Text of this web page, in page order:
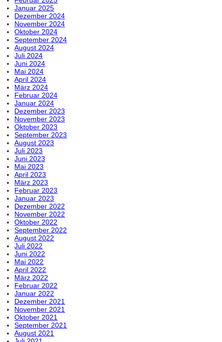
Januar 2025
Dezember 2024
November 2024
Oktober 2024
September 2024
August 2024
Juli 2024
Juni 2024
Mai 2024
April 2024
März 2024
Februar 2024
Januar 2024
Dezember 2023
November 2023
Oktober 2023
September 2023
August 2023
Juli 2023
Juni 2023
Mai 2023
April 2023
März 2023
Februar 2023
Januar 2023
Dezember 2022
November 2022
Oktober 2022
September 2022
August 2022
Juli 2022
Juni 2022
Mai 2022
April 2022
März 2022
Februar 2022
Januar 2022
Dezember 2021
November 2021
Oktober 2021
September 2021
August 2021